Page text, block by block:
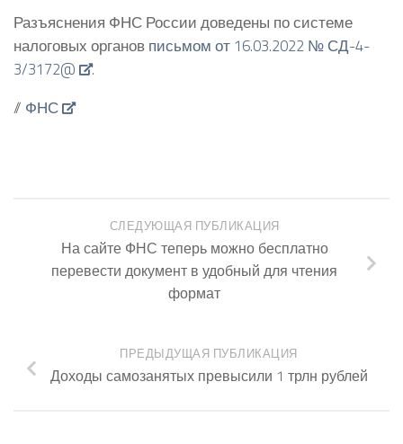
Разъяснения ФНС России доведены по системе
налоговых органов письмом от 16.03.2022 № СД-4-
3/3172@
.
// ФНС
СЛЕДУЮЩАЯ ПУБЛИКАЦИЯ
На сайте ФНС теперь можно бесплатно
перевести документ в удобный для чтения
формат
ПРЕДЫДУЩАЯ ПУБЛИКАЦИЯ
Доходы самозанятых превысили 1 трлн рублей